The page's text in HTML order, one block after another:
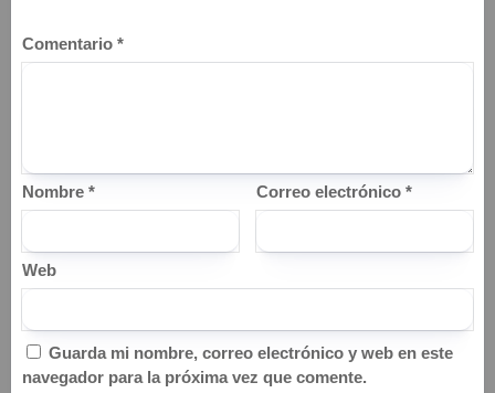
Comentario *
Nombre * Correo electrónico*
Web
Guarda mi nombre, correo electrónico y web en este
navegador para la próxima vez que comente.